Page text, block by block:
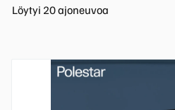
Löytyi 20ajoneuvoa